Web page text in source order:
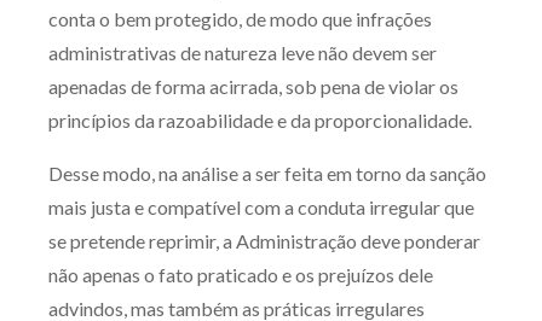
conta o bem protegido, de modo que infrações
administrativas de natureza leve não devem ser
apenadas de forma acirrada, sob pena de violar os
princípios da razoabilidade e da proporcionalidade.
Desse modo, na análise a ser feita em torno da sanção
mais justa e compatível com a conduta irregular que
se pretende reprimir, a Administração deve ponderar
não apenas o fato praticado e os prejuízos dele
advindos, mas também as práticas irregulares